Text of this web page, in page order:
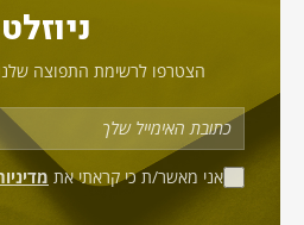
הצטרפו לרשימת התפוצה
אני מאשר/ת כי קראתי את